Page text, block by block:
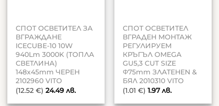
СПОТ ОСВЕТИТЕЛ ЗА
ВГРАЖДАНЕ
ICECUBE-10 10W
940Lm 3000K (ТОПЛА
СВЕТЛИНА)
148x45mm ЧЕРЕН
2102960 VITO
(12.52 €) 24.49лв.
СПОТ ОСВЕТИТЕЛ
ВГРАДЕН МОНТАЖ
РЕГУЛИРУЕМ
КРЪГЪЛ OMEGA
GU5,3 CUT SIZE
Φ75mm ЗЛАТЕНEN &
БЯЛ 2010310 VITO
(1.01 €) 1.97лв.